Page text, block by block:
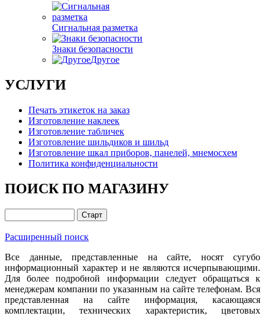
Сигнальная разметка
Знаки безопасности
Другое
УСЛУГИ
Печать этикеток на заказ
Изготовление наклеек
Изготовление табличек
Изготовление шильдиков и шильд
Изготовление шкал приборов, панелей, мнемосхем
Политика конфиденциальности
ПОИСК ПО МАГАЗИНУ
Расширенный поиск
Все данные, представленные на сайте, носят сугубо
информационный характер и не являются исчерпывающими.
Для более подробной информации следует обращаться к
менеджерам компании по указанным на сайте телефонам. Вся
представленная на сайте информация, касающаяся
комплектации, технических характеристик, цветовых